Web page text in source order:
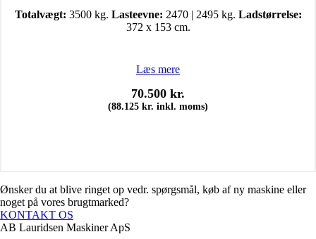
Totalvægt: 3500 kg. Lasteevne: 2470 | 2495 kg. Ladstørrelse:
372 x 153 cm.
Læs mere
70.500 kr.
(88.125 kr. inkl. moms)
Ønsker du at blive ringet op vedr. spørgsmål, køb af ny maskine eller
noget på vores brugtmarked?
KONTAKT OS
AB Lauridsen Maskiner ApS